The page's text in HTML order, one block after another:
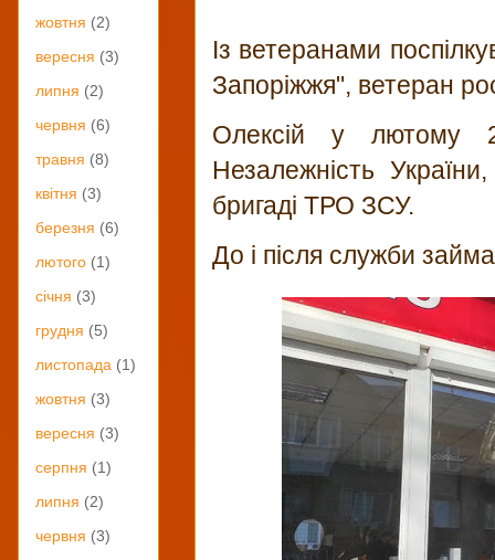
Із ветеранами
Запоріжжя", ветеран
Олексій у лютому
Незалежність
бригаді ТРО ЗСУ.
До і після служби
жовтня (2)
вересня (3)
липня (2)
червня (6)
травня (8)
квітня (3)
березня (6)
лютого (1)
січня (3)
грудня (5)
листопада (1)
жовтня (3)
вересня (3)
серпня (1)
липня (2)
червня (3)